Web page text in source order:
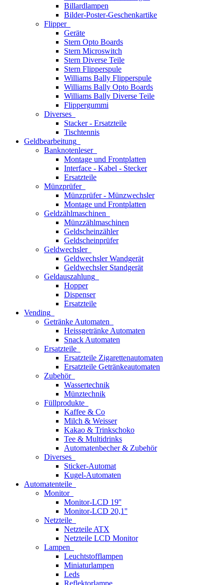
Billardlampen
Bilder-Poster-Geschenkartike
Flipper
Geräte
Stern Opto Boards
Stern Microswitch
Stern Diverse Teile
Stern Flipperspule
Williams Bally Flipperspule
Williams Bally Opto Boards
Williams Bally Diverse Teile
Flippergummi
Diverses
Stacker - Ersatzteile
Tischtennis
Geldbearbeitung
Banknotenleser
Montage und Frontplatten
Interface - Kabel - Stecker
Ersatzteile
Münzprüfer
Münzprüfer - Münzwechsler
Montage und Frontplatten
Geldzählmaschinen
Münzzählmaschinen
Geldscheinzähler
Geldscheinprüfer
Geldwechsler
Geldwechsler Wandgerät
Geldwechsler Standgerät
Geldauszahlung
Hopper
Dispenser
Ersatzteile
Vending
Getränke Automaten
Heissgetränke Automaten
Snack Automaten
Ersatzteile
Ersatzteile Zigarettenautomaten
Ersatzteile Getränkeautomaten
Zubehör
Wassertechnik
Münztechnik
Füllprodukte
Kaffee & Co
Milch & Weisser
Kakao & Trinkschoko
Tee & Multidrinks
Automatenbecher & Zubehör
Diverses
Sticker-Automat
Kugel-Automaten
Automatenteile
Monitor
Monitor-LCD 19''
Monitor-LCD 20,1''
Netzteile
Netzteile ATX
Netzteile LCD Monitor
Lampen
Leuchtstofflampen
Miniaturlampen
Leds
Reflektorlampe